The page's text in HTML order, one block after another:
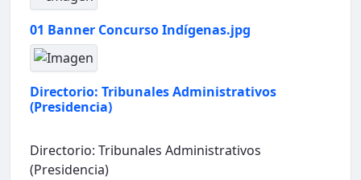
01 Banner Concurso Indígenas.jpg
Directorio: Tribunales Administrativos
(Presidencia)
Directorio: Tribunales Administrativos
(Presidencia)